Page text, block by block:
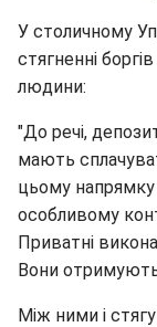
У столичному
стягненні
людини:
"До речі,
мають
цьому напрямку
особливому
Приватні
Вони
Між ними і